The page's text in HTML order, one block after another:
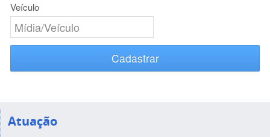
Veículo
Cadastrar
Atuação